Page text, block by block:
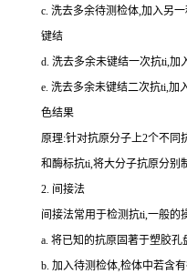
c. 洗去多余待测检体,加入另
键结
d. 洗去多余未键结一次抗ti,加
e. 洗去多余未键结二次抗ti,加
色结果
原理:针对抗原分子上2个不同
和酶标抗ti,将大分子抗原分别
2. 间接法
间接法常用于检测抗ti,一般的
a. 将已知的抗原固著于塑胶孔
b. 加入待测检体,检体中若含